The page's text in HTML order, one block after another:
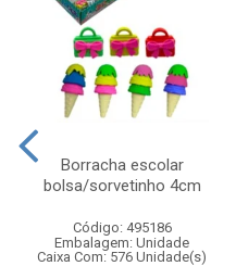
Borracha escolar
bolsa/sorvetinho 4cm
Código: 495186
Embalagem: Unidade
Caixa Com: 576 Unidade(s)